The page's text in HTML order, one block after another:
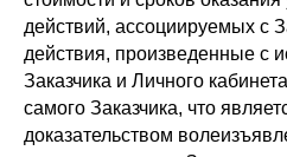
действий, ассоциируемых с
действия, произведенные с
Заказчика и Личного
самого Заказчика, что
доказательством